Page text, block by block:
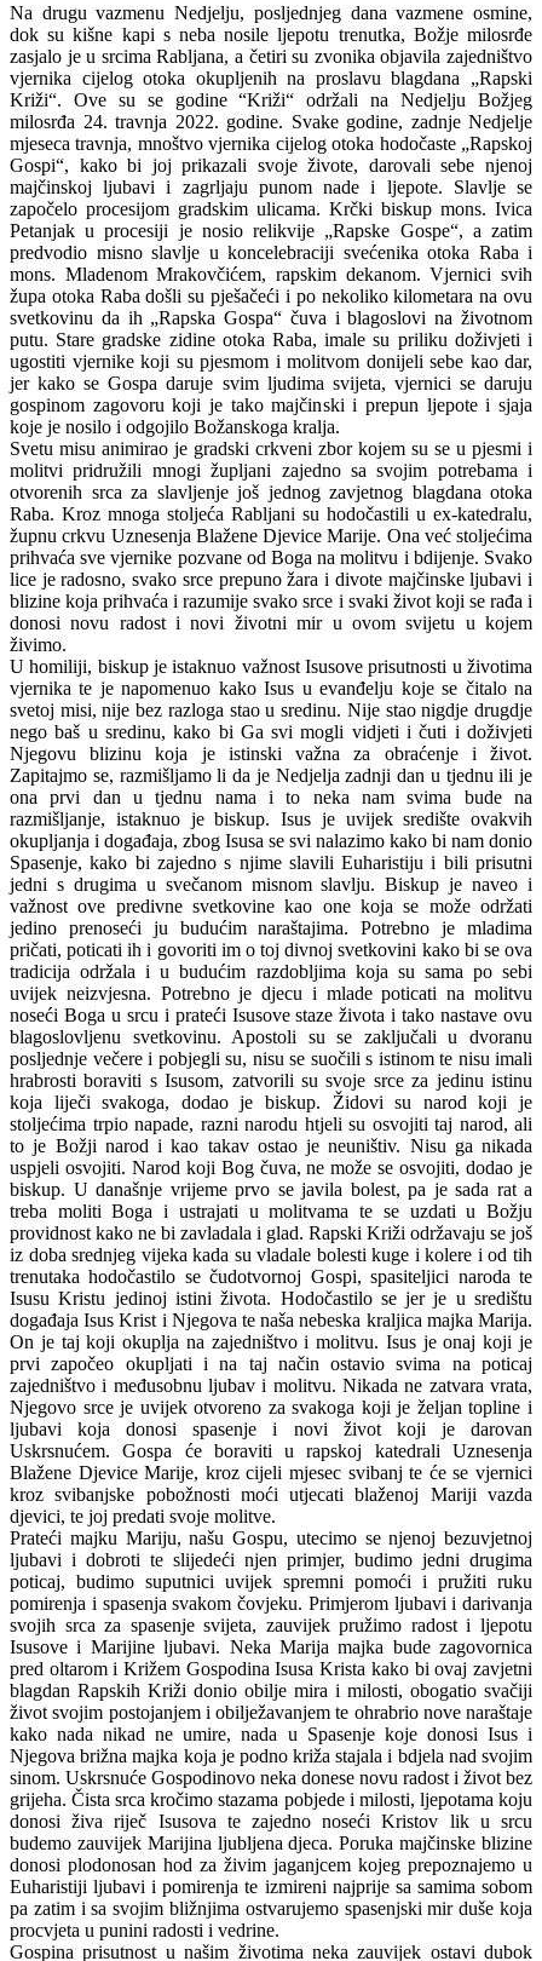
Na drugu vazmenu Nedjelju, posljednjeg dana vazmene osmine,
dok su kišne kapi s neba nosile ljepotu trenutka, Božje milosrđe
zasjalo je u srcima Rabljana, a četiri su zvonika objavila zajedništvo
vjernika cijelog otoka okupljenih na proslavu blagdana „Rapski
Križi“. Ove su se godine “Križi“ održali na Nedjelju Božjeg
milosrđa 24. travnja 2022. godine. Svake godine, zadnje Nedjelje
mjeseca travnja, mnoštvo vjernika cijelog otoka hodočaste „Rapskoj
Gospi“, kako bi joj prikazali svoje živote, darovali sebe njenoj
majčinskoj ljubavi i zagrljaju punom nade i ljepote. Slavlje se
započelo procesijom gradskim ulicama. Krčki biskup mons. Ivica
Petanjak u procesiji je nosio relikvije „Rapske Gospe“, a zatim
predvodio misno slavlje u koncelebraciji svećenika otoka Raba i
mons. Mladenom Mrakovčićem, rapskim dekanom. Vjernici svih
župa otoka Raba došli su pješačeći i po nekoliko kilometara na ovu
svetkovinu da ih „Rapska Gospa“ čuva i blagoslovi na životnom
putu. Stare gradske zidine otoka Raba, imale su priliku doživjeti i
ugostiti vjernike koji su pjesmom i molitvom donijeli sebe kao dar,
jer kako se Gospa daruje svim ljudima svijeta, vjernici se daruju
gospinom zagovoru koji je tako majčinski i prepun ljepote i sjaja
koje je nosilo i odgojilo Božanskoga kralja.
Svetu misu animirao je gradski crkveni zbor kojem su se u pjesmi i
molitvi pridružili mnogi župljani zajedno sa svojim potrebama i
otvorenih srca za slavljenje još jednog zavjetnog blagdana otoka
Raba. Kroz mnoga stoljeća Rabljani su hodočastili u ex-katedralu,
župnu crkvu Uznesenja Blažene Djevice Marije. Ona već stoljećima
prihvaća sve vjernike pozvane od Boga na molitvu i bdijenje. Svako
lice je radosno, svako srce prepuno žara i divote majčinske ljubavi i
blizine koja prihvaća i razumije svako srce i svaki život koji se rađa i
donosi novu radost i novi životni mir u ovom svijetu u kojem
živimo.
U homiliji, biskup je istaknuo važnost Isusove prisutnosti u životima
vjernika te je napomenuo kako Isus u evanđelju koje se čitalo na
svetoj misi, nije bez razloga stao u sredinu. Nije stao nigdje drugdje
nego baš u sredinu, kako bi Ga svi mogli vidjeti i čuti i doživjeti
Njegovu blizinu koja je istinski važna za obraćenje i život.
Zapitajmo se, razmišljamo li da je Nedjelja zadnji dan u tjednu ili je
ona prvi dan u tjednu nama i to neka nam svima bude na
razmišljanje, istaknuo je biskup. Isus je uvijek središte ovakvih
okupljanja i događaja, zbog Isusa se svi nalazimo kako bi nam donio
Spasenje, kako bi zajedno s njime slavili Euharistiju i bili prisutni
jedni s drugima u svečanom misnom slavlju. Biskup je naveo i
važnost ove predivne svetkovine kao one koja se može održati
jedino prenoseći ju budućim naraštajima. Potrebno je mladima
pričati, poticati ih i govoriti im o toj divnoj svetkovini kako bi se ova
tradicija održala i u budućim razdobljima koja su sama po sebi
uvijek neizvjesna. Potrebno je djecu i mlade poticati na molitvu
noseći Boga u srcu i prateći Isusove staze života i tako nastave ovu
blagoslovljenu svetkovinu. Apostoli su se zaključali u dvoranu
posljednje večere i pobjegli su, nisu se suočili s istinom te nisu imali
hrabrosti boraviti s Isusom, zatvorili su svoje srce za jedinu istinu
koja liječi svakoga, dodao je biskup. Židovi su narod koji je
stoljećima trpio napade, razni narodu htjeli su osvojiti taj narod, ali
to je Božji narod i kao takav ostao je neuništiv. Nisu ga nikada
uspjeli osvojiti. Narod koji Bog čuva, ne može se osvojiti, dodao je
biskup. U današnje vrijeme prvo se javila bolest, pa je sada rat a
treba moliti Boga i ustrajati u molitvama te se uzdati u Božju
providnost kako ne bi zavladala i glad. Rapski Križi održavaju se još
iz doba srednjeg vijeka kada su vladale bolesti kuge i kolere i od tih
trenutaka hodočastilo se čudotvornoj Gospi, spasiteljici naroda te
Isusu Kristu jedinoj istini života. Hodočastilo se jer je u središtu
događaja Isus Krist i Njegova te naša nebeska kraljica majka Marija.
On je taj koji okuplja na zajedništvo i molitvu. Isus je onaj koji je
prvi započeo okupljati i na taj način ostavio svima na poticaj
zajedništvo i međusobnu ljubav i molitvu. Nikada ne zatvara vrata,
Njegovo srce je uvijek otvoreno za svakoga koji je željan topline i
ljubavi koja donosi spasenje i novi život koji je darovan
Uskrsnućem. Gospa će boraviti u rapskoj katedrali Uznesenja
Blažene Djevice Marije, kroz cijeli mjesec svibanj te će se vjernici
kroz svibanjske pobožnosti moći utjecati blaženoj Mariji vazda
djevici, te joj predati svoje molitve.
Prateći majku Mariju, našu Gospu, utecimo se njenoj bezuvjetnoj
ljubavi i dobroti te slijedeći njen primjer, budimo jedni drugima
poticaj, budimo suputnici uvijek spremni pomoći i pružiti ruku
pomirenja i spasenja svakom čovjeku. Primjerom ljubavi i darivanja
svojih srca za spasenje svijeta, zauvijek pružimo radost i ljepotu
Isusove i Marijine ljubavi. Neka Marija majka bude zagovornica
pred oltarom i Križem Gospodina Isusa Krista kako bi ovaj zavjetni
blagdan Rapskih Križi donio obilje mira i milosti, obogatio svačiji
život svojim postojanjem i obilježavanjem te ohrabrio nove naraštaje
kako nada nikad ne umire, nada u Spasenje koje donosi Isus i
Njegova brižna majka koja je podno križa stajala i bdjela nad svojim
sinom. Uskrsnuće Gospodinovo neka donese novu radost i život bez
grijeha. Čista srca kročimo stazama pobjede i milosti, ljepotama koju
donosi živa riječ Isusova te zajedno noseći Kristov lik u srcu
budemo zauvijek Marijina ljubljena djeca. Poruka majčinske blizine
donosi plodonosan hod za živim jaganjcem kojeg prepoznajemo u
Euharistiji ljubavi i pomirenja te izmireni najprije sa samima sobom
pa zatim i sa svojim bližnjima ostvarujemo spasenjski mir duše koja
procvjeta u punini radosti i vedrine.
Gospina prisutnost u našim životima neka zauvijek ostavi dubok